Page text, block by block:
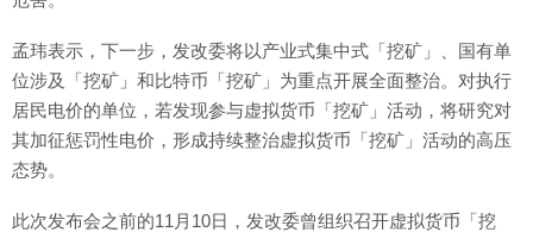
孟玮表示，下一步，发改委将以产业式集中式「挖矿」、国有单
位涉及「挖矿」和比特币「挖矿」为重点开展全面整治。对执行
居民电价的单位，若发现参与虚拟货币「挖矿」活动，将研究对
其加征惩罚性电价，形成持续整治虚拟货币「挖矿」活动的高压
态势。
此次发布会之前的11月10日，发改委曾组织召开虚拟货币「挖